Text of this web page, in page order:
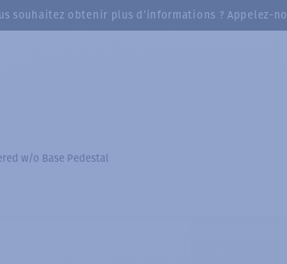
souhaitez obtenir plus d’informations ? Appelez-
w/o Base Pedestal